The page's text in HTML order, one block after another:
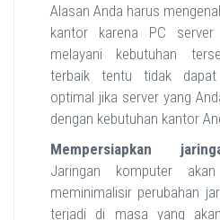
Alasan Anda harus
kantor karena PC
melayani kebutuhan
terbaik tentu tidak dapat
optimal jika server yang
dengan kebutuhan kantor
Mempersiapkan
Jaringan komputer
meminimalisir perubahan
terjadi di masa yang